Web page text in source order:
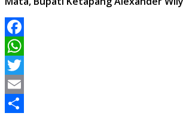
Facebook
WhatsApp
Twitter
Email